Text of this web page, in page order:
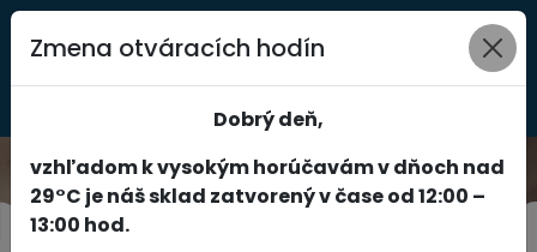
0
Zmena otváracích hodín
Dobrý deň,
vzhľadom k vysokým horúčavám v dňoch nad
29°C je náš sklad zatvorený v čase od 12:00 –
13:00 hod.